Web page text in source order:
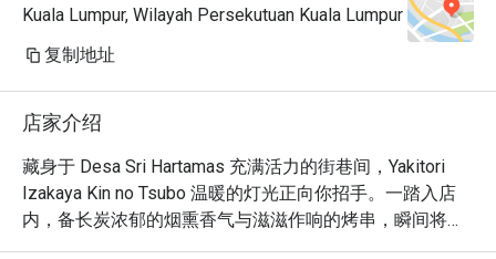
Kuala Lumpur, Wilayah Persekutuan Kuala Lumpur
复制地址
店家介绍
藏身于 Desa Sri Hartamas 充满活力的街巷间，Yakitori
Izakaya Kin no Tsubo 温暖的灯光正向你招手。一踏入店
内，备长炭浓郁的烟熏香气与滋滋作响的烤串，瞬间将你
带到传统的姬路居酒屋。食客们的热络交谈声、清酒杯规